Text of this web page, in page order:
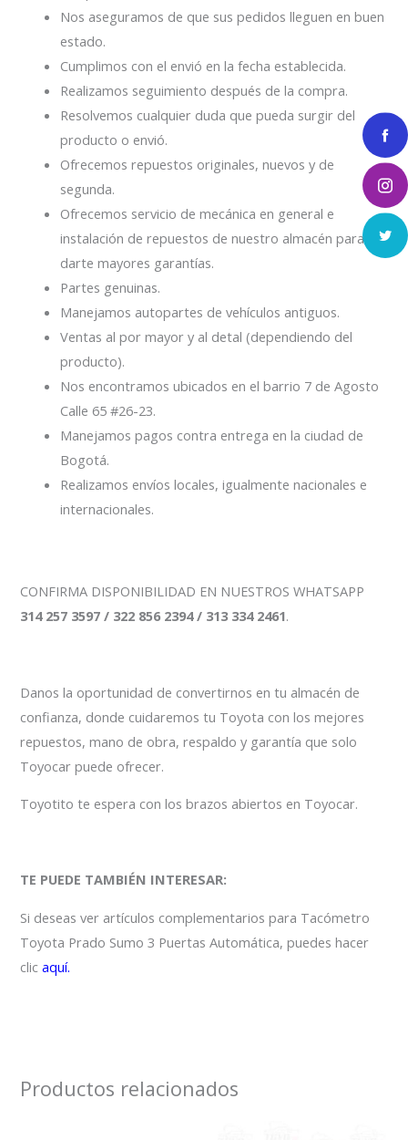
Nos aseguramos de que sus pedidos lleguen en buen
estado.
Cumplimos con el envió en la fecha establecida.
Realizamos seguimiento después de la compra.
Resolvemos cualquier duda que pueda surgir del
producto o envió.
Ofrecemos repuestos originales, nuevos y de
segunda.
Ofrecemos servicio de mecánica en general e
instalación de repuestos de nuestro almacén para
darte mayores garantías.
Partes genuinas.
Manejamos autopartes de vehículos antiguos.
Ventas al por mayor y al detal (dependiendo del
producto).
Nos encontramos ubicados en el barrio 7 de Agosto
Calle 65 #26-23.
Manejamos pagos contra entrega en la ciudad de
Bogotá.
Realizamos envíos locales, igualmente nacionales e
internacionales.
CONFIRMA DISPONIBILIDAD EN NUESTROS WHATSAPP
314 257 3597 / 322 856 2394 / 313 334 2461.
Danos la oportunidad de convertirnos en tu almacén de
confianza, donde cuidaremos tu Toyota con los mejores
repuestos, mano de obra, respaldo y garantía que solo
Toyocar puede ofrecer.
Toyotito te espera con los brazos abiertos en Toyocar.
TE PUEDE TAMBIÉN INTERESAR:
Si deseas ver artículos complementarios para Tacómetro
Toyota Prado Sumo 3 Puertas Automática, puedes hacer
clicaquí.
Productos relacionados